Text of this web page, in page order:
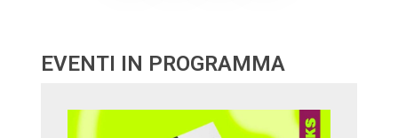
EVENTI IN PROGRAMMA